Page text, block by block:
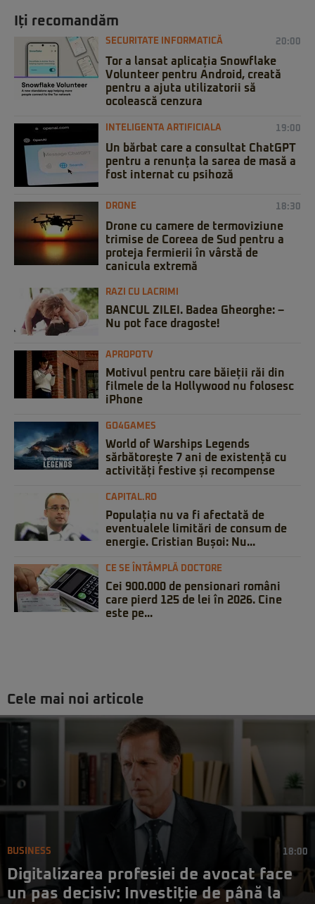
Iți recomandăm
SECURITATE INFORMATICĂ 20:00
Tor a lansat aplicația Snowflake
Volunteer pentru Android, creată
pentru a ajuta utilizatorii să
ocolească cenzura
INTELIGENTA ARTIFICIALA 19:00
Un bărbat care a consultat ChatGPT
pentru a renunța la sarea de masă a
fost internat cu psihoză
DRONE 18:30
Drone cu camere de termoviziune
trimise de Coreea de Sud pentru a
proteja fermierii în vârstă de
canicula extremă
RAZI CU LACRIMI
BANCUL ZILEI. Badea Gheorghe: –
Nu pot face dragoste!
APROPOTV
Motivul pentru care băieții răi din
filmele de la Hollywood nu folosesc
iPhone
GO4GAMES
World of Warships Legends
sărbătorește 7 ani de existență cu
activități festive și recompense
CAPITAL.RO
Populația nu va fi afectată de
eventualele limitări de consum de
energie. Cristian Bușoi: Nu...
CE SE ÎNTÂMPLĂ DOCTORE
Cei 900.000 de pensionari români
care pierd 125 de lei în 2026. Cine
este pe...
Cele mai noi articole
BUSINESS 18:00
Digitalizarea profesiei de avocat face
un pas decisiv: Investiție de până la